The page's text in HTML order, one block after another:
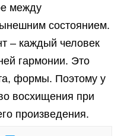
между
состоянием.
– каждый человек
гармонии. Это
формы. Поэтому у
восхищения при
произведения.